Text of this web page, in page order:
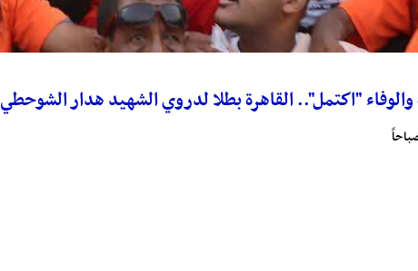
"اكتمل".. القاهرة بطلا لدروي الشهيد هدار الشوحطي